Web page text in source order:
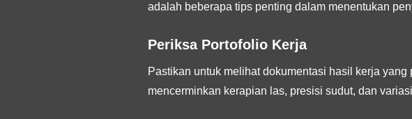
adalah beberapa tips penting dalam menentukan
Periksa Portofolio Kerja
Pastikan untuk melihat dokumentasi hasil kerja
mencerminkan kerapian las, presisi sudut, dan